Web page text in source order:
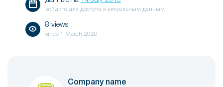
войдите для доступа к актуальным данным
8 views
since 1 March 2020
Company name